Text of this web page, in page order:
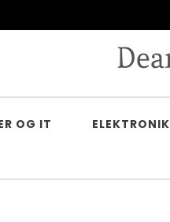
OG IT ELEKTRONIK